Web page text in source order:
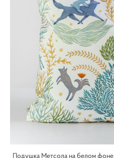
Подушка Метсола на белом фоне